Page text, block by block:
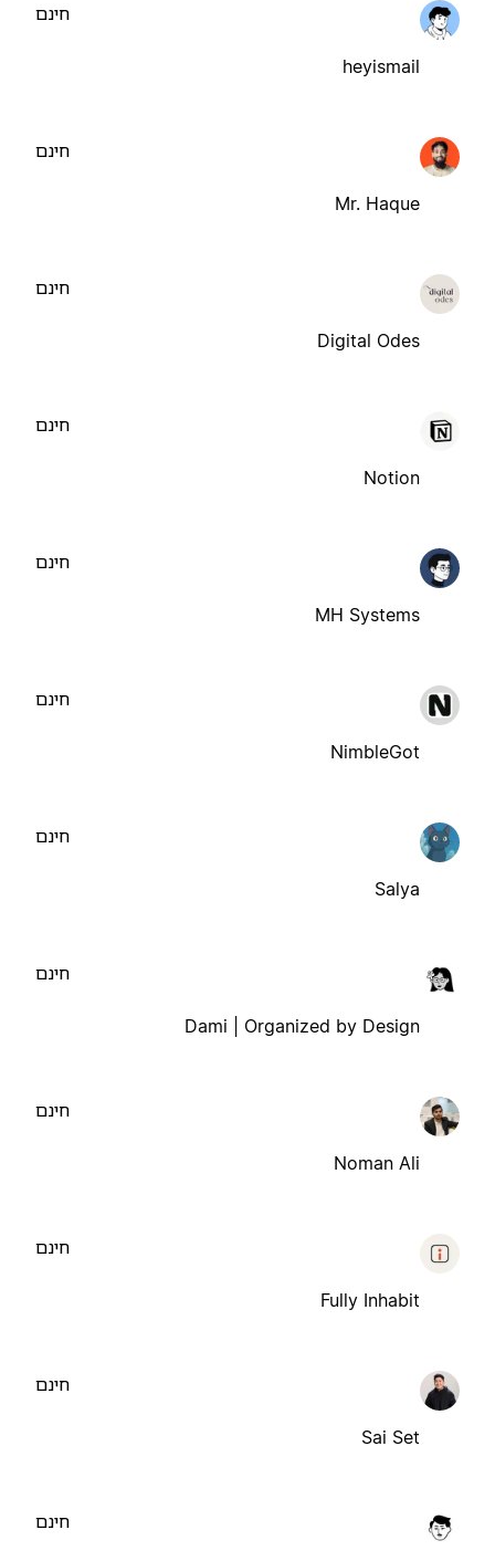
heyismail
חינם
Mr. Haque
חינם
Digital Odes
חינם
Notion
חינם
MH Systems
חינם
NimbleGot
חינם
Salya
חינם
Dami | Organized by Design
חינם
Noman Ali
חינם
Fully Inhabit
חינם
Sai Set
חינם
חינם